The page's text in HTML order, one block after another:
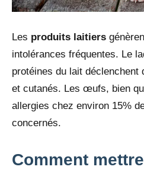
Les produits laitiers
intolérances fréquentes. Le
protéines du lait
et cutanés. Les œufs, bien
allergies chez environ 15%
concernés.
Comment